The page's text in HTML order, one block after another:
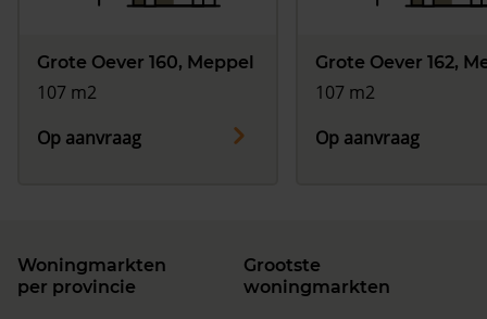
Grote Oever 160, Meppel
107 m2
Op aanvraag
Grote Oever 162,
107 m2
Op aanvraag
Woningmarkten
per provincie
Grootste
woningmarkten